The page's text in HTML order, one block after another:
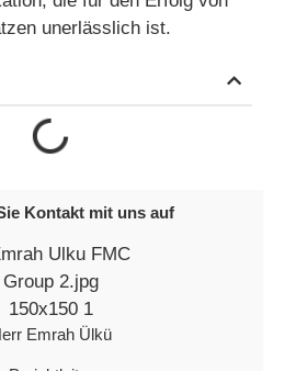
unerlässlich ist.
Kontakt mit uns auf
Emrah Ülkü